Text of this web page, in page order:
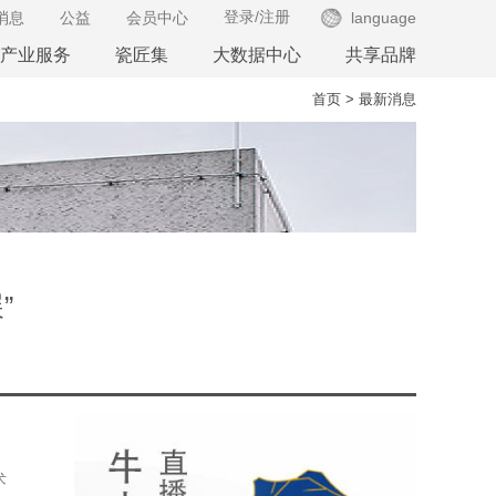
息 公益 会员中心 登录/注册 language
产业服务 瓷匠集 大数据中心 共享品牌
首页 > 最新消息